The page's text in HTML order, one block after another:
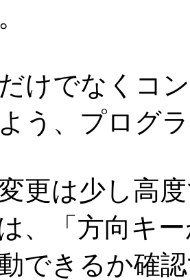
けでなくコ
う、プログ
更は少し高
、「方向キ
できるか確